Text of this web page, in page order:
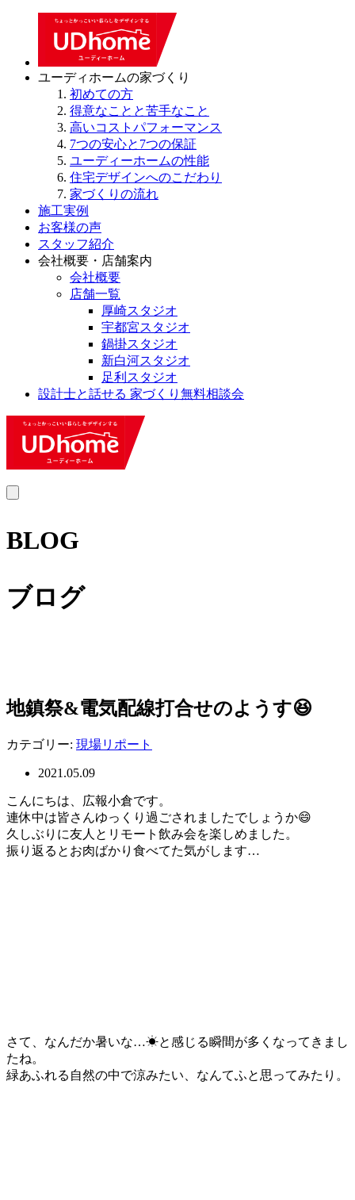
ユーディホームの家づくり
初めての方
得意なことと苦手なこと
高いコストパフォーマンス
7つの安心と7つの保証
ユーディーホームの性能
住宅デザインへのこだわり
家づくりの流れ
施工実例
お客様の声
スタッフ紹介
会社概要・店舗案内
会社概要
店舗一覧
厚崎スタジオ
宇都宮スタジオ
鍋掛スタジオ
新白河スタジオ
足利スタジオ
設計士と話せる 家づくり無料相談会
MENU
BLOG
ブログ
地鎮祭&電気配線打合せのようす😆
カテゴリー: 現場リポート
2021.05.09
こんにちは、広報小倉です。
連休中は皆さんゆっくり過ごされましたでしょうか😄
久しぶりに友人とリモート飲み会を楽しめました。
振り返るとお肉ばかり食べてた気がします…
さて、なんだか暑いな…☀と感じる瞬間が多くなってきまし
たね。
緑あふれる自然の中で涼みたい、なんてふと思ってみたり。